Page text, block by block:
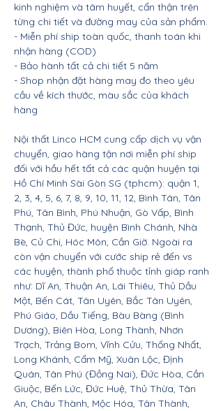
kinh nghiệm và tâm huyết, cẩn thận trên
từng chi tiết và đường may của sản phẩm.
- Miễn phí ship toàn quốc, thanh toán khi
nhận hàng (COD)
- Bảo hành tất cả chi tiết 5 năm
- Shop nhận đặt hàng may đo theo yêu
cầu về kích thước, màu sắc của khách
hàng
Nội thất Linco HCM cung cấp dịch vụ vận
chuyển, giao hàng tận nơi miễn phí ship
đối với hầu hết tất cả các quận huyện tại
Hồ Chí Minh Sài Gòn SG (tphcm): quận 1,
2, 3, 4, 5, 6, 7, 8, 9, 10, 11, 12, Bình Tân, Tân
Phú, Tân Bình, Phú Nhuận, Gò Vấp, Bình
Thạnh, Thủ Đức, huyện Bình Chánh, Nhà
Bè, Củ Chi, Hóc Môn, Cần Giờ. Ngoài ra
còn vận chuyển với cước ship rẻ đến vs
các huyện, thành phố thuộc tỉnh giáp ranh
như: Dĩ An, Thuận An, Lái Thiêu, Thủ Dầu
Một, Bến Cát, Tân Uyên, Bắc Tân Uyên,
Phú Giáo, Dầu Tiếng, Bàu Bàng (Bình
Dương), Biên Hòa, Long Thành, Nhơn
Trạch, Trảng Bom, Vĩnh Cửu, Thống Nhất,
Long Khánh, Cẩm Mỹ, Xuân Lộc, Định
Quán, Tân Phú (Đồng Nai), Đức Hòa, Cần
Giuộc, Bến Lức, Đức Huệ, Thủ Thừa, Tân
An, Châu Thành, Mộc Hóa, Tân Thành,